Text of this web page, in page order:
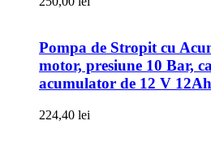
Pompa de Stropit cu
motor, presiune 10 Bar,
acumulator de 12 V 12Ah
224,40 lei